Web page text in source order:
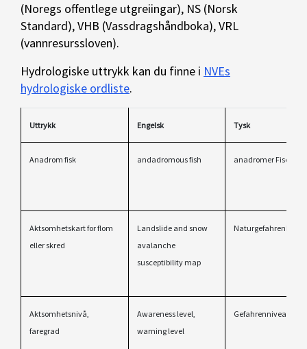
(Noregs offentlege utgreiingar), NS (Norsk
Standard), VHB (Vassdragshåndboka), VRL
(vannresurssloven).
Hydrologiske uttrykk kan du finne i NVEs
hydrologiske ordliste.
Uttrykk Engelsk Tysk
Anadrom fisk andadromous fish anadromer Fisch
Aktsomhetskart for flom
eller skred
Landslide and snow
avalanche
susceptibility map
Aktsomhetsnivå,
faregrad
Awareness level,
warning level
Gefahrenniveau